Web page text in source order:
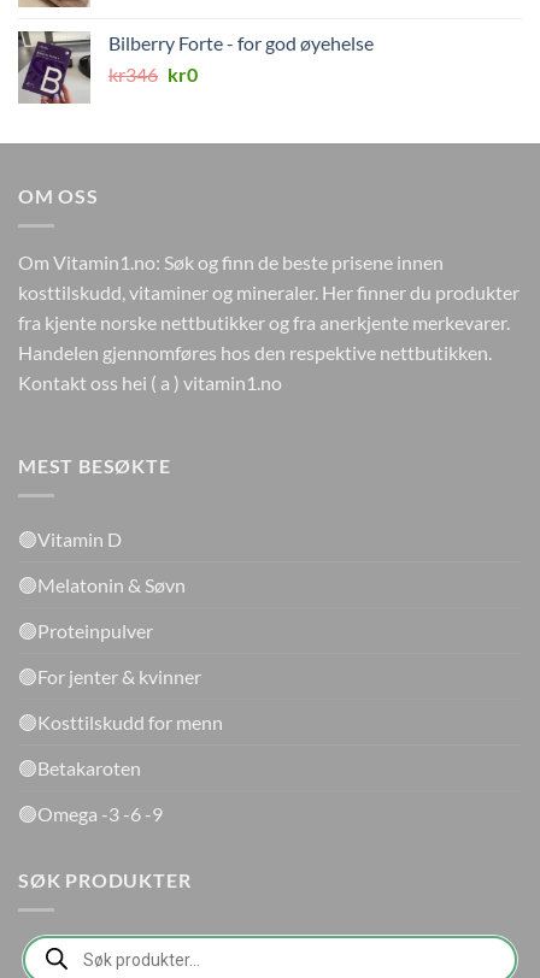
kr224.
kr0.
Bilberry Forte - for god øyehelse
kr346 Opprinnelig
kr346.
kr0Nåværende
kr0.
OM OSS
Om Vitamin1.no: Søk og finn de beste prisene innen
kosttilskudd, vitaminer og mineraler. Her finner du produkter
fra kjente norske nettbutikker og fra anerkjente merkevarer.
Handelen gjennomføres hos den respektive nettbutikken.
Kontakt oss hei ( a ) vitamin1.no
MEST BESØKTE
🟢Vitamin D
🟢Melatonin & Søvn
🟢Proteinpulver
🟢For jenter & kvinner
🟢Kosttilskudd for menn
🟢Betakaroten
🟢Omega -3 -6 -9
SØK PRODUKTER
Products
search